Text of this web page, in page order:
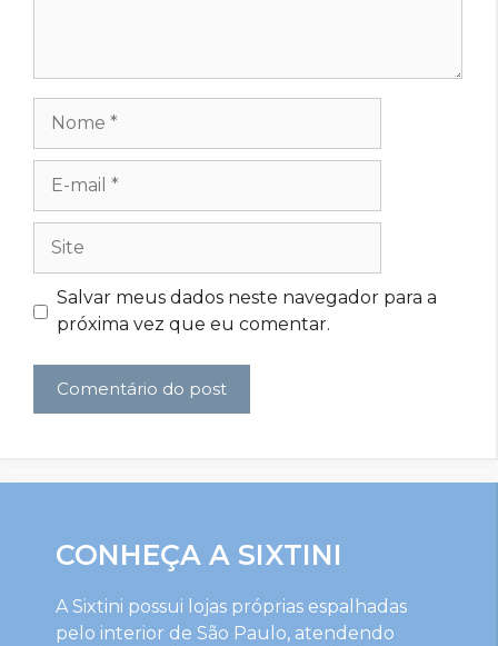
Site
Salvar meus dados neste navegador para a
próxima vez que eu comentar.
CONHEÇA A SIXTINI
A Sixtini possui lojas próprias espalhadas
pelo interior de São Paulo, atendendo